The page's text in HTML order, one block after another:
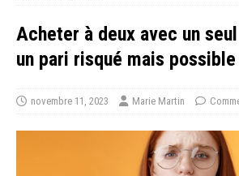
Acheter à deux avec un
un pari risqué mais possible
novembre 11, 2023 Marie Martin